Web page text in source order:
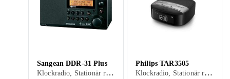
Sangean DDR-31 Plus
Klockradio, Stationär radio, FM, DAB, DAB+, Batteri, RDS-radio, Klockradio med alarm, Fjärrkontroll, Display, Hörlursutgång, USB, Analog 3,5mm-ingång (Aux)
Philips TAR3505
Klockradio, Stationär radio, Bärbar radio, FM, DAB, DAB+, Batteri, Nätström, Klockradio med alarm, Display